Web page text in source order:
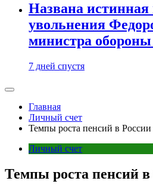
Названа
увольнения
министра
7 дней спустя
Главная
Личный счет
Темпы роста пенсий в
Личный счет
Темпы роста пенсий